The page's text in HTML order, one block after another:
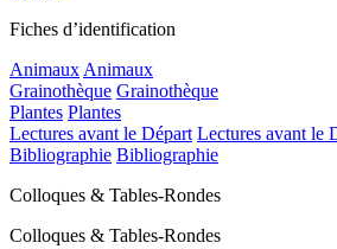
Fiches d’identification
Animaux Animaux
Grainothèque Grainothèque
Plantes Plantes
Lectures avant le Départ Lectures avant le
Bibliographie Bibliographie
Colloques & Tables-Rondes
Colloques & Tables-Rondes